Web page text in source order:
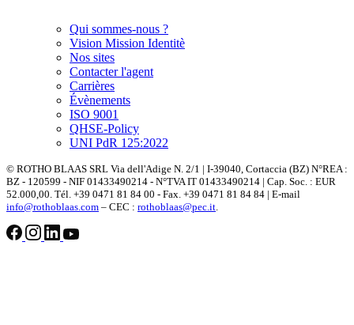
Qui sommes-nous ?
Vision Mission Identitè
Nos sites
Contacter l'agent
Carrières
Évènements
ISO 9001
QHSE-Policy
UNI PdR 125:2022
© ROTHO BLAAS SRL Via dell'Adige N. 2/1 | I-39040, Cortaccia (BZ) N°REA :
BZ - 120599 - NIF 01433490214 - N°TVA IT 01433490214 | Cap. Soc. : EUR
52.000,00. Tél. +39 0471 81 84 00 - Fax. +39 0471 81 84 84 | E-mail
info@rothoblaas.com – CEC : rothoblaas@pec.it.